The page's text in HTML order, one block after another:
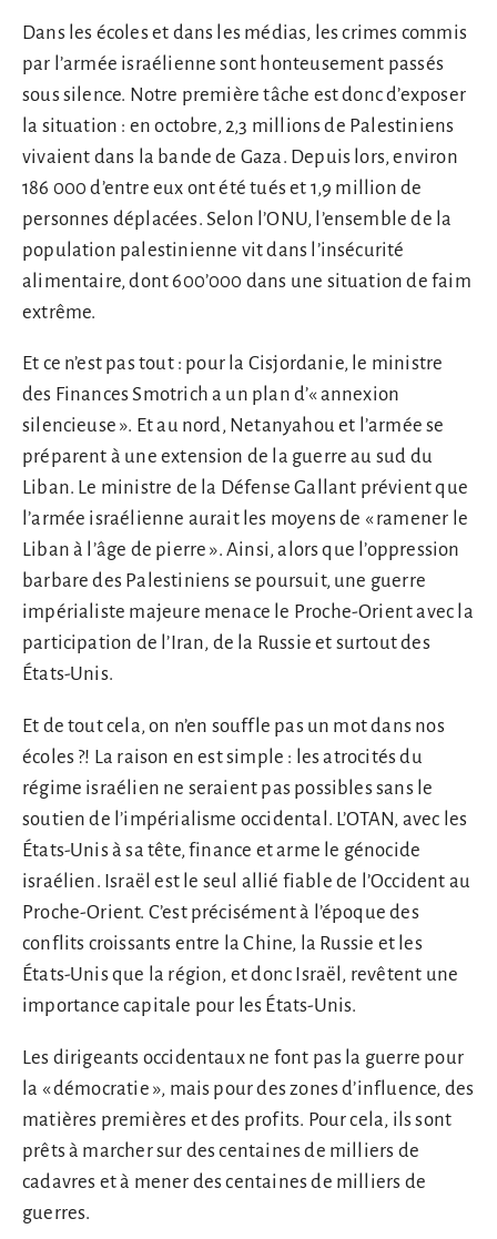
Dans les écoles et dans les médias, les crimes commis
par l’armée israélienne sont honteusement passés
sous silence. Notre première tâche est donc d’exposer
la situation : en octobre, 2,3 millions de Palestiniens
vivaient dans la bande de Gaza. Depuis lors, environ
186 000 d’entre eux ont été tués et 1,9 million de
personnes déplacées. Selon l’ONU, l’ensemble de la
population palestinienne vit dans l’insécurité
alimentaire, dont 600’000 dans une situation de faim
extrême.
Et ce n’est pas tout : pour la Cisjordanie, le ministre
des Finances Smotrich a un plan d’« annexion
silencieuse ». Et au nord, Netanyahou et l’armée se
préparent à une extension de la guerre au sud du
Liban. Le ministre de la Défense Gallant prévient que
l’armée israélienne aurait les moyens de « ramener le
Liban à l’âge de pierre ». Ainsi, alors que l’oppression
barbare des Palestiniens se poursuit, une guerre
impérialiste majeure menace le Proche-Orient avec la
participation de l’Iran, de la Russie et surtout des
États-Unis.
Et de tout cela, on n’en souffle pas un mot dans nos
écoles ?! La raison en est simple : les atrocités du
régime israélien ne seraient pas possibles sans le
soutien de l’impérialisme occidental. L’OTAN, avec les
États-Unis à sa tête, finance et arme le génocide
israélien. Israël est le seul allié fiable de l’Occident au
Proche-Orient. C’est précisément à l’époque des
conflits croissants entre la Chine, la Russie et les
États-Unis que la région, et donc Israël, revêtent une
importance capitale pour les États-Unis.
Les dirigeants occidentaux ne font pas la guerre pour
la « démocratie », mais pour des zones d’influence, des
matières premières et des profits. Pour cela, ils sont
prêts à marcher sur des centaines de milliers de
cadavres et à mener des centaines de milliers de
guerres.